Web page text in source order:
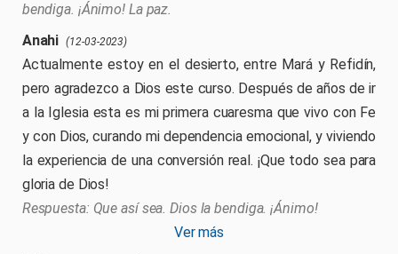
bendiga. ¡Ánimo! La paz.
Anahi (12-03-2023)
Actualmente estoy en el desierto, entre Mará y Refidín,
pero agradezco a Dios este curso. Después de años de ir
a la Iglesia esta es mi primera cuaresma que vivo con Fe
y con Dios, curando mi dependencia emocional, y viviendo
la experiencia de una conversión real. ¡Que todo sea para
gloria de Dios!
Que así sea. Dios la bendiga. ¡Ánimo!
Ver más